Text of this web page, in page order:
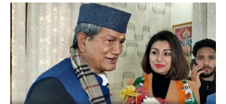
Admin February 27, 2022